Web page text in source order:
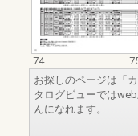
74
お探しのページは「
タログビューでは
んになれます。